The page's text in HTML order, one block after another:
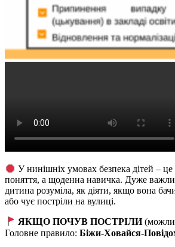
У нинішніх умовах безпека дітей – це
поняття, а щоденна навичка. Дуже
дитина розуміла, як діяти, якщо вона
або чує постріли на вулиці.
ЯКЩО ПОЧУВ ПОСТРІЛИ
Головне правило: Біжи-Ховайся-